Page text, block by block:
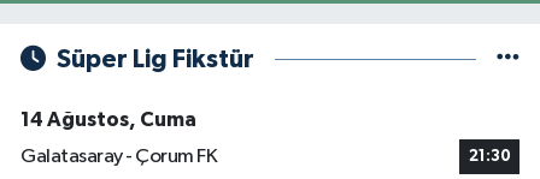
Süper Lig Fikstür
14 Ağustos, Cuma
Galatasaray - Çorum FK
21:30